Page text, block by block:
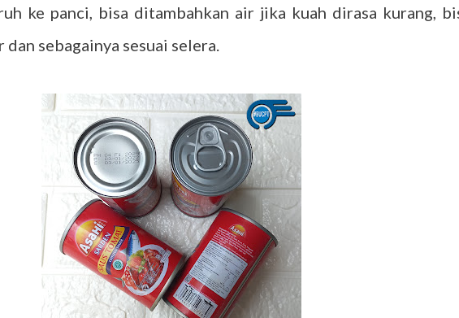
ke panci, bisa ditambahkan air jika kuah dirasa kurang,
sebagainya sesuai selera.